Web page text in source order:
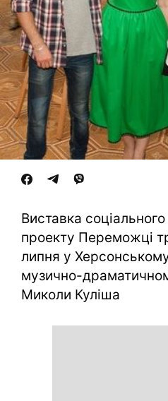
Виставка
проекту Переможці
липня у
музично-
Миколи Куліша